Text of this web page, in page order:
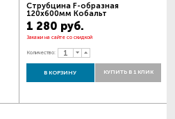
Струбцина F-образная
120х600мм Кобальт
1 280 руб.
Закажи на сайте со скидкой
Количество:
В КОРЗИНУ КУПИТЬ В 1 КЛИК